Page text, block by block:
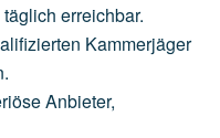
erreichbar.
Kammerjäger
Anbieter,